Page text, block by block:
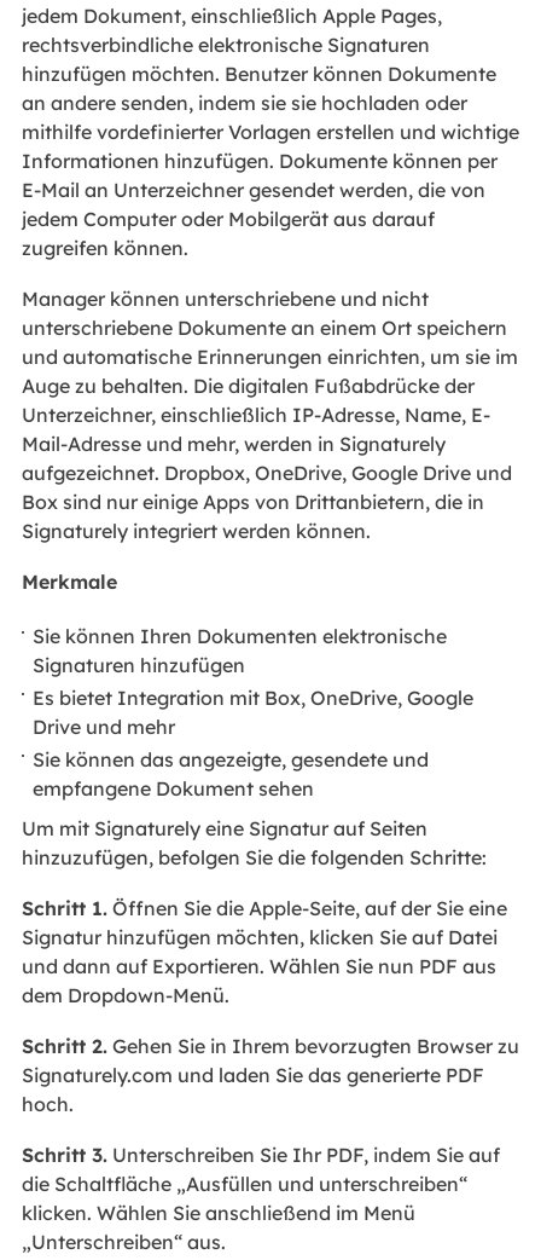
jedem Dokument, einschließlich Apple Pages,
rechtsverbindliche elektronische Signaturen
hinzufügen möchten. Benutzer können Dokumente
an andere senden, indem sie sie hochladen oder
mithilfe vordefinierter Vorlagen erstellen und wichtige
Informationen hinzufügen. Dokumente können per
E-Mail an Unterzeichner gesendet werden, die von
jedem Computer oder Mobilgerät aus darauf
zugreifen können.
Manager können unterschriebene und nicht
unterschriebene Dokumente an einem Ort speichern
und automatische Erinnerungen einrichten, um sie im
Auge zu behalten. Die digitalen Fußabdrücke der
Unterzeichner, einschließlich IP-Adresse, Name, E-
Mail-Adresse und mehr, werden in Signaturely
aufgezeichnet. Dropbox, OneDrive, Google Drive und
Box sind nur einige Apps von Drittanbietern, die in
Signaturely integriert werden können.
Merkmale
Sie können Ihren Dokumenten elektronische
Signaturen hinzufügen
Es bietet Integration mit Box, OneDrive, Google
Drive und mehr
Sie können das angezeigte, gesendete und
empfangene Dokument sehen
Um mit Signaturely eine Signatur auf Seiten
hinzuzufügen, befolgen Sie die folgenden Schritte:
Schritt 1.Öffnen Sie die Apple-Seite, auf der Sie eine
Signatur hinzufügen möchten, klicken Sie auf Datei
und dann auf Exportieren. Wählen Sie nun PDF aus
dem Dropdown-Menü.
Schritt 2.Gehen Sie in Ihrem bevorzugten Browser zu
Signaturely.com und laden Sie das generierte PDF
hoch.
Schritt 3.Unterschreiben Sie Ihr PDF, indem Sie auf
die Schaltfläche „Ausfüllen und unterschreiben“
klicken. Wählen Sie anschließend im Menü
„Unterschreiben“ aus.